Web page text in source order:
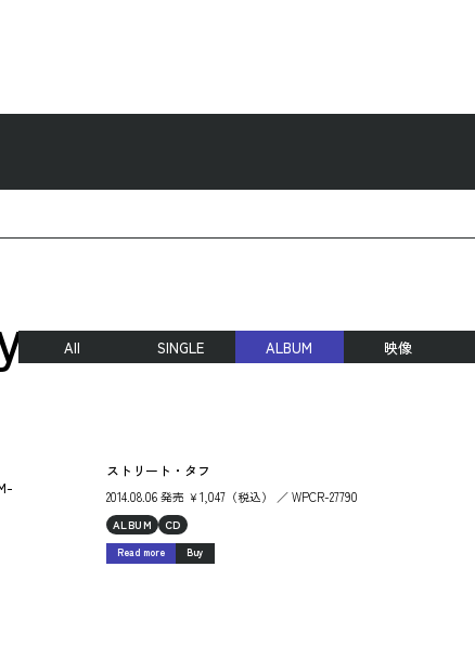
All SINGLE ALBUM 映像
ストリート・タフ
2014.08.06 発売 ￥1,047（税込） ／ WPCR-27790
ALBUM CD
Read more Buy